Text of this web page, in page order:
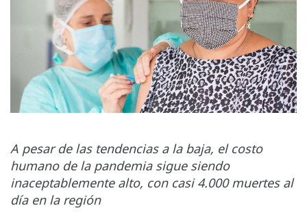
A pesar de las tendencias a la baja, el costo
humano de la pandemia sigue siendo
inaceptablemente alto, con casi 4.000 muertes al
día en la región